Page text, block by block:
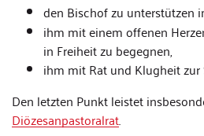
den Bischof zu unterstützen
ihm mit einem offenen
in Freiheit zu begegnen,
ihm mit Rat und Klugheit zur
Den letzten Punkt leistet
Diözesanpastoralrat.